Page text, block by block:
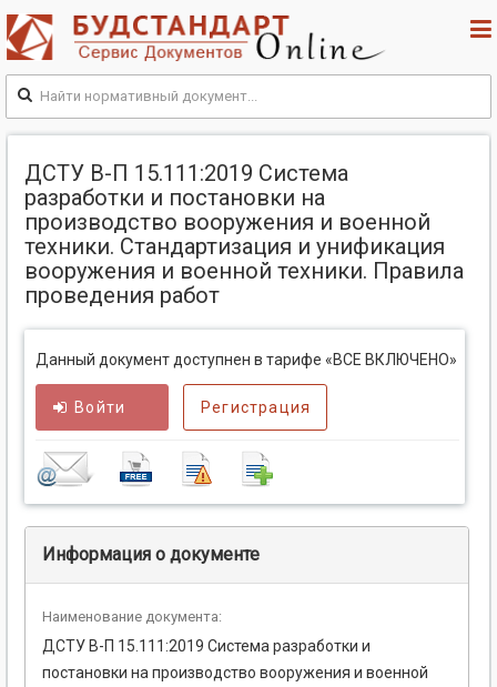
ДСТУ В-П 15.111:2019 Система
разработки и постановки на
производство вооружения и военной
техники. Стандартизация и унификация
вооружения и военной техники. Правила
проведения работ
Данный документ доступнен в тарифе «ВСЕ ВКЛЮЧЕНО»
Войти Регистрация
Информация о документе
Наименование документа:
ДСТУ В-П 15.111:2019 Система разработки и
постановки на производство вооружения и военной